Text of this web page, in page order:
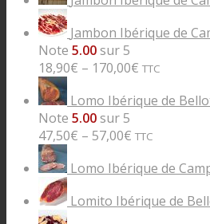
Jambon Ibérique de
Note 5.00sur 5
18,90€ – 170,00€ TTC
Lomo Ibérique de
Note 5.00sur 5
47,50€ – 57,00€ TTC
Lomo Ibérique de
Lomito Ibérique de